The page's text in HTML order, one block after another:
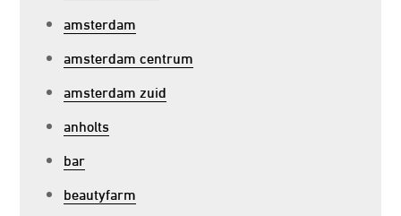
amsterdam
amsterdam centrum
amsterdam zuid
anholts
bar
beautyfarm